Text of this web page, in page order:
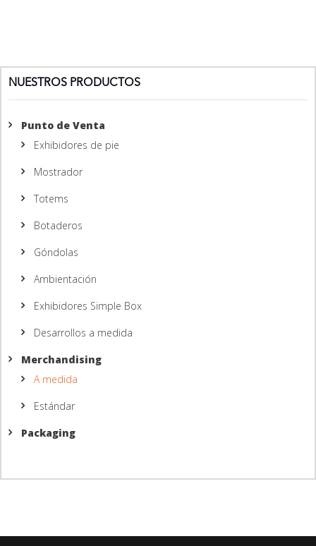
NUESTROS PRODUCTOS
Punto de Venta
Exhibidores de pie
Mostrador
Totems
Botaderos
Góndolas
Ambientación
Exhibidores Simple Box
Desarrollos a medida
Merchandising
A medida
Estándar
Packaging